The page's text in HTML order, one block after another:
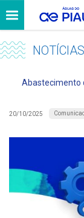
NOTÍCIAS
Abastecimento
20/10/2025